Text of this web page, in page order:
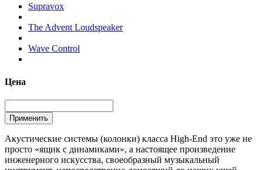
Supravox
The Advent Loudspeaker
Wave Control
Цена
Акустические системы (колонки) класса High-End это уже не
просто «ящик с динамиками», а настоящее произведение
инженерного искусства, своеобразный музыкальный